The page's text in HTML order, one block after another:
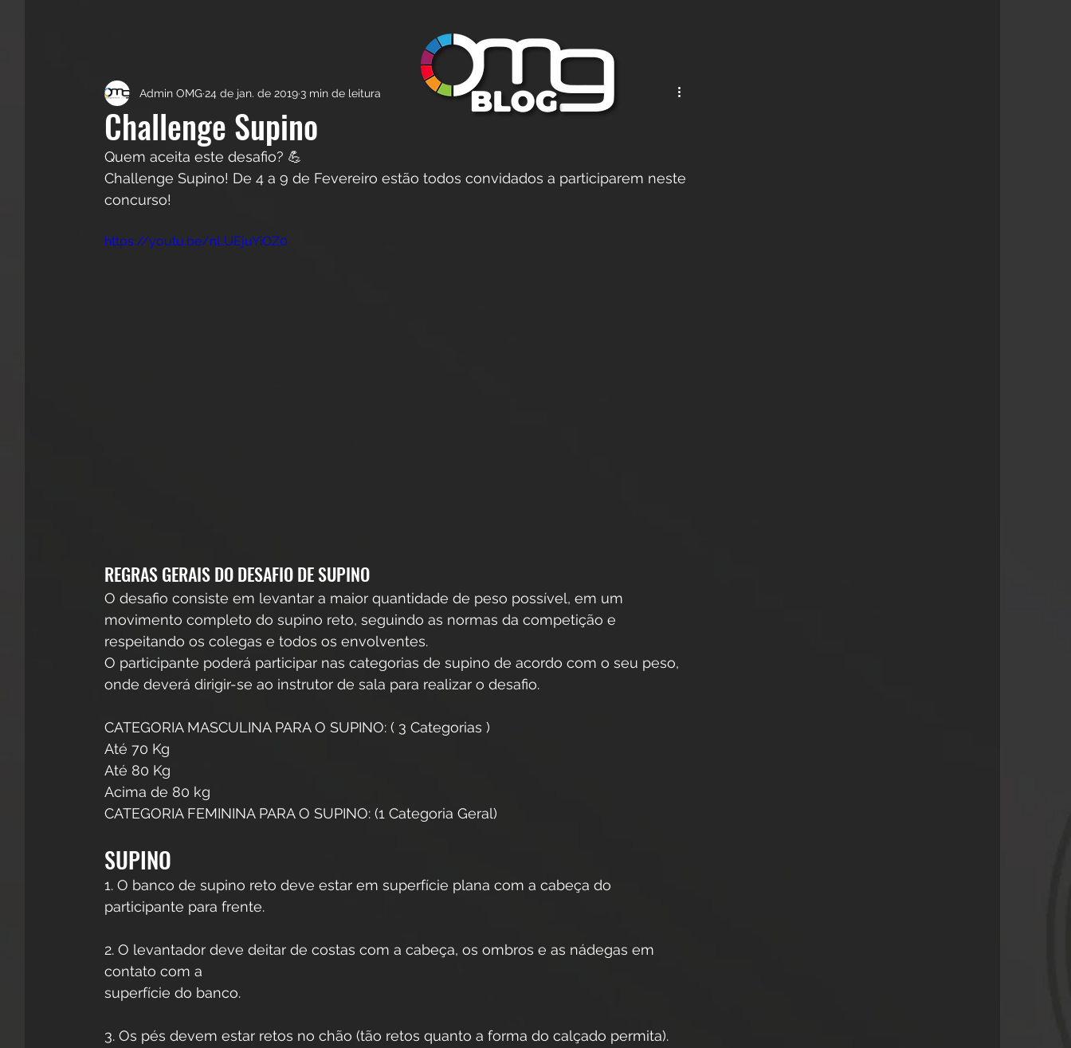
Challenge Supino
Admin OMG24 de jan. de 2019 3 min de leitura
Quem aceita este desafio? 💪
Challenge Supino! De 4 a 9 de Fevereiro estão todos convidados a participarem neste
concurso!
https://youtu.be/nLUEjuYiOZ0
REGRAS GERAIS DO DESAFIO DE SUPINO
O desafio consiste em levantar a maior quantidade de peso possível, em um
movimento completo do supino reto, seguindo as normas da competição e
respeitando os colegas e todos os envolventes.
O participante poderá participar nas categorias de supino de acordo com o seu peso,
onde deverá dirigir-se ao instrutor de sala para realizar o desafio.
CATEGORIA MASCULINA PARA O SUPINO: ( 3 Categorias )
Até 70 Kg
Até 80 Kg
Acima de 80 kg
CATEGORIA FEMININA PARA O SUPINO: (1 Categoria Geral)
SUPINO
1. O banco de supino reto deve estar em superfície plana com a cabeça do
participante para frente.
2. O levantador deve deitar de costas com a cabeça, os ombros e as nádegas em
contato com a
superfície do banco.
3. Os pés devem estar retos no chão (tão retos quanto a forma do calçado permita).